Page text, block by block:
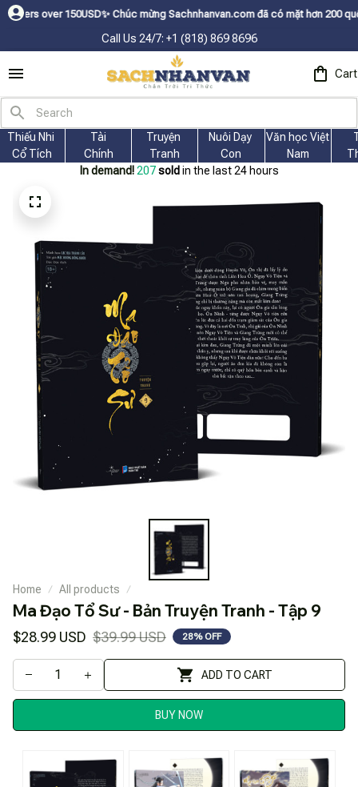
ㅤ✨Chúc mừng Sachnhanvan.com đã có mặt hơn 200 quốc gia như Mỹ,
Call Us 24/7: +1 (818) 869 8696
Cart
Thiếu Nhi
Cổ Tích
Tài
Chính
Truyện
Tranh
Nuôi Dạy
Con
Văn học Việt
Nam
In demand! 207 sold in the last 24 hours
Home All products
Ma Đạo Tổ Sư - Bản Truyện Tranh - Tập 9
$28.99 USD $39.99 USD 28% OFF
ADD TO CART
BUY NOW